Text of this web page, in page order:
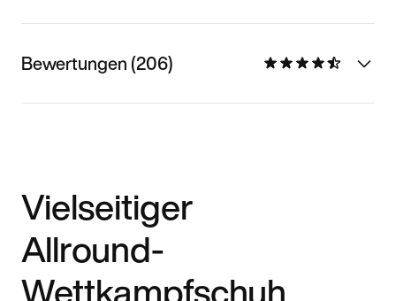
Bewertungen (206)
Vielseitiger
Allround-